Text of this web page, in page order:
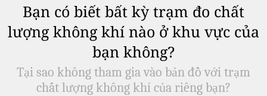
Bạn có biết bất kỳ trạm đo chất
lượng không khí nào ở khu vực của
bạn không?
Tại sao không tham gia vào bản đồ với trạm
chất lượng không khí của riêng bạn?